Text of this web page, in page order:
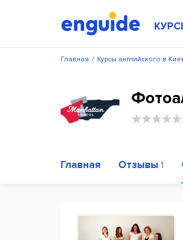
/
Главная Курсы английского в
Главная Отзывы 1